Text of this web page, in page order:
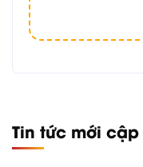
Tin tức mới